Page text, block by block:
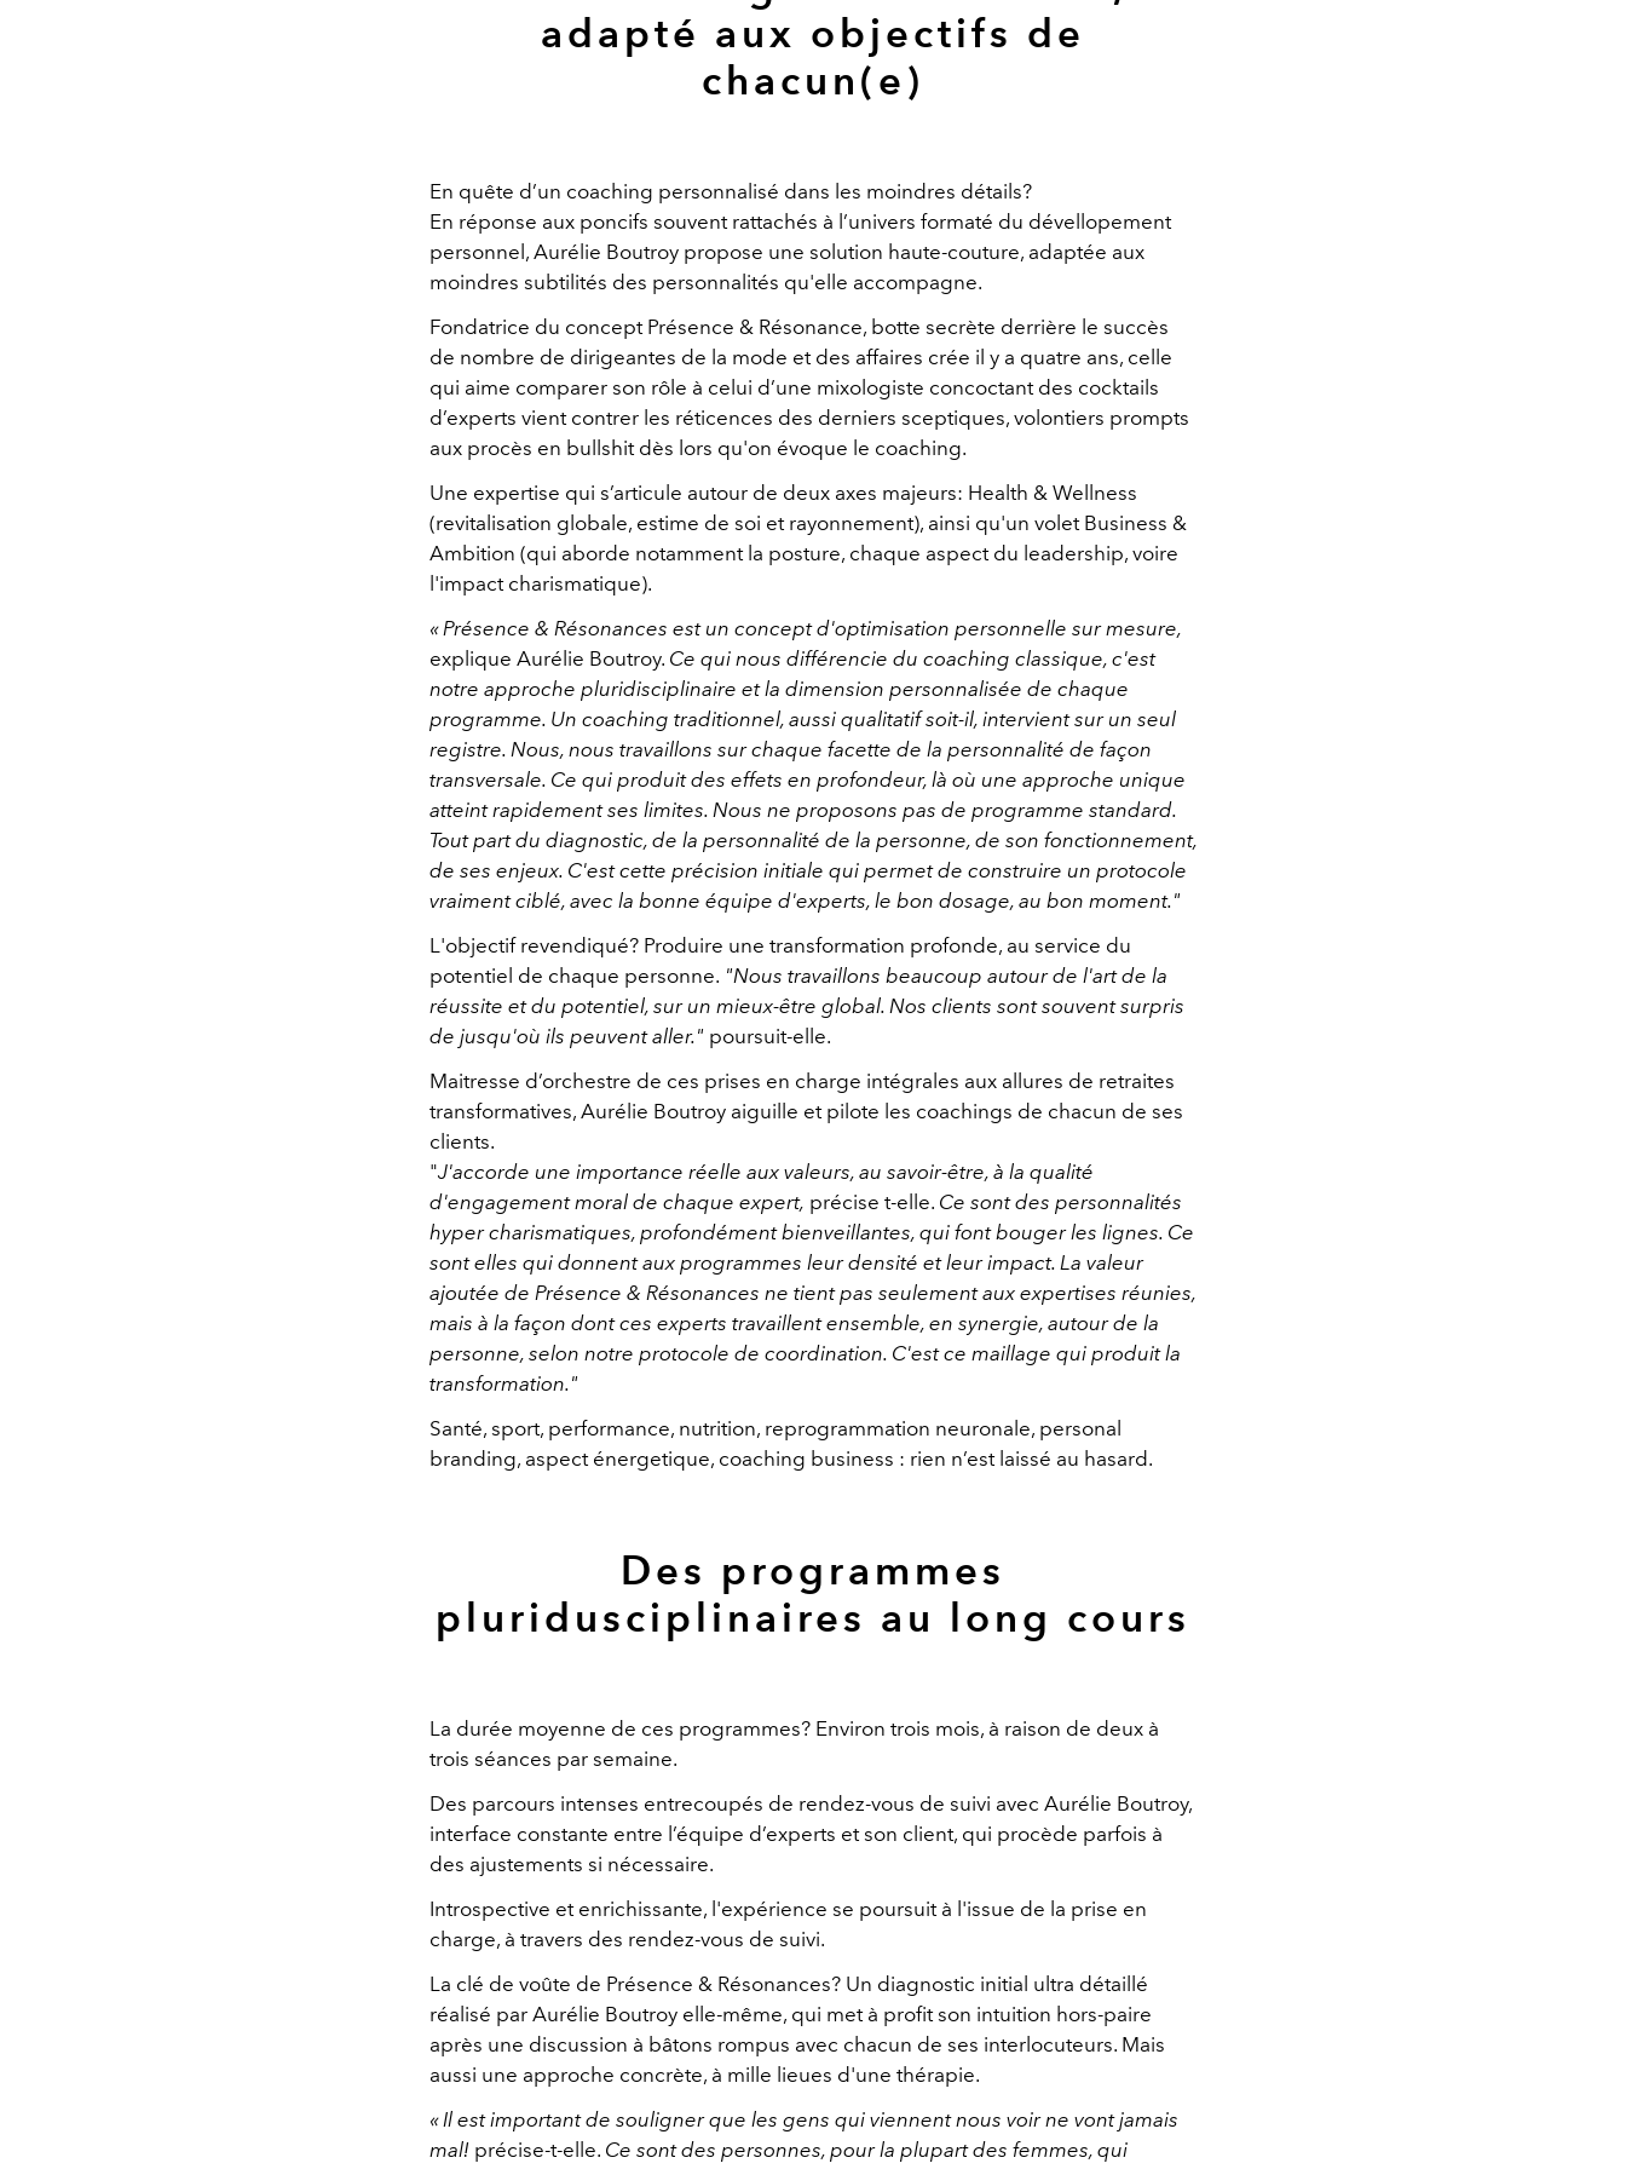
adapté aux objectifs de
chacun(e)
En quête d’un coaching personnalisé dans les moindres détails?
En réponse aux poncifs souvent rattachés à l’univers formaté du dévellopement
personnel, Aurélie Boutroy propose une solution haute-couture, adaptée aux
moindres subtilités des personnalités qu'elle accompagne.
Fondatrice du concept Présence & Résonance, botte secrète derrière le succès
de nombre de dirigeantes de la mode et des affaires crée il y a quatre ans, celle
qui aime comparer son rôle à celui d’une mixologiste concoctant des cocktails
d’experts vient contrer les réticences des derniers sceptiques, volontiers prompts
aux procès en bullshit dès lors qu'on évoque le coaching.
Une expertise qui s’articule autour de deux axes majeurs: Health & Wellness
(revitalisation globale, estime de soi et rayonnement), ainsi qu'un volet Business &
Ambition (qui aborde notamment la posture, chaque aspect du leadership, voire
l'impact charismatique).
« Présence & Résonances est un concept d'optimisation personnelle sur mesure,
explique Aurélie Boutroy. Ce qui nous différencie du coaching classique, c'est
notre approche pluridisciplinaire et la dimension personnalisée de chaque
programme. Un coaching traditionnel, aussi qualitatif soit-il, intervient sur un seul
registre. Nous, nous travaillons sur chaque facette de la personnalité de façon
transversale. Ce qui produit des effets en profondeur, là où une approche unique
atteint rapidement ses limites. Nous ne proposons pas de programme standard.
Tout part du diagnostic, de la personnalité de la personne, de son fonctionnement,
de ses enjeux. C'est cette précision initiale qui permet de construire un protocole
vraiment ciblé, avec la bonne équipe d'experts, le bon dosage, au bon moment."
L'objectif revendiqué? Produire une transformation profonde, au service du
potentiel de chaque personne. "Nous travaillons beaucoup autour de l'art de la
réussite et du potentiel, sur un mieux-être global. Nos clients sont souvent surpris
de jusqu'où ils peuvent aller." poursuit-elle.
Maitresse d’orchestre de ces prises en charge intégrales aux allures de retraites
transformatives, Aurélie Boutroy aiguille et pilote les coachings de chacun de ses
clients.
"J'accorde une importance réelle aux valeurs, au savoir-être, à la qualité
d'engagement moral de chaque expert, précise t-elle. Ce sont des personnalités
hyper charismatiques, profondément bienveillantes, qui font bouger les lignes. Ce
sont elles qui donnent aux programmes leur densité et leur impact. La valeur
ajoutée de Présence & Résonances ne tient pas seulement aux expertises réunies,
mais à la façon dont ces experts travaillent ensemble, en synergie, autour de la
personne, selon notre protocole de coordination. C'est ce maillage qui produit la
transformation."
Santé, sport, performance, nutrition, reprogrammation neuronale, personal
branding, aspect énergetique, coaching business : rien n’est laissé au hasard.
Des programmes
pluridusciplinaires au long cours
La durée moyenne de ces programmes? Environ trois mois, à raison de deux à
trois séances par semaine.
Des parcours intenses entrecoupés de rendez-vous de suivi avec Aurélie Boutroy,
interface constante entre l’équipe d’experts et son client, qui procède parfois à
des ajustements si nécessaire.
Introspective et enrichissante, l'expérience se poursuit à l'issue de la prise en
charge, à travers des rendez-vous de suivi.
La clé de voûte de Présence & Résonances? Un diagnostic initial ultra détaillé
réalisé par Aurélie Boutroy elle-même, qui met à profit son intuition hors-paire
après une discussion à bâtons rompus avec chacun de ses interlocuteurs. Mais
aussi une approche concrète, à mille lieues d'une thérapie.
« Il est important de souligner que les gens qui viennent nous voir ne vont jamais
mal! précise-t-elle. Ce sont des personnes, pour la plupart des femmes, qui